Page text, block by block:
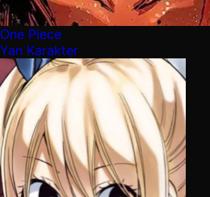
One Piece
Yan Karakter